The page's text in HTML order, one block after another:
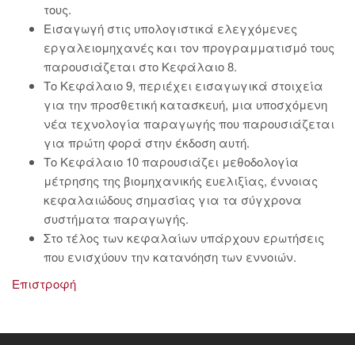
τους.
Εισαγωγή στις υπολογιστικά ελεγχόμενες
εργαλειομηχανές και τον προγραμματισμό τους
παρουσιάζεται στο Kεφάλαιο 8.
Το Κεφάλαιο 9, περιέχει εισαγωγικά στοιχεία
για την προσθετική κατασκευή, μια υποσχόμενη
νέα τεχνολογία παραγωγής που παρουσιάζεται
για πρώτη φορά στην έκδοση αυτή.
Το Κεφάλαιο 10 παρουσιάζει μεθοδολογία
μέτρησης της βιομηχανικής ευελιξίας, έννοιας
κεφαλαιώδους σημασίας για τα σύγχρονα
συστήματα παραγωγής.
Στο τέλος των κεφαλαίων υπάρχουν ερωτήσεις
που ενισχύουν την κατανόηση των εννοιών.
Επιστροφή